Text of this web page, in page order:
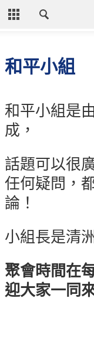
CLOSE
關於教會
教會異象
年度目標
牧師的話
聚會時間
奉獻資訊
錯誤回報
分堂
和平小組
和平小組是
成，
話題可以很
任何疑問，
論！
小組長是清
聚會時間在
迎大家一同